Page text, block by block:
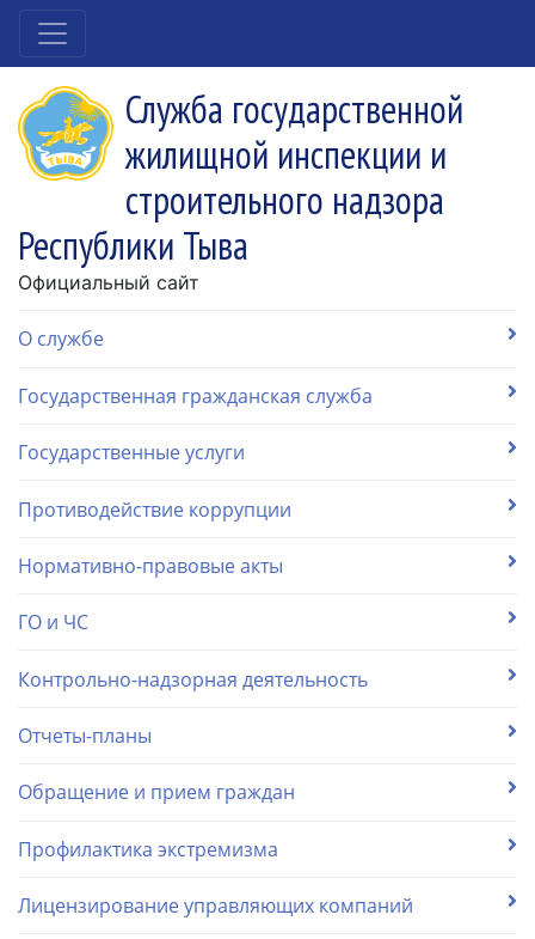
Служба государственной
жилищной инспекции и
строительного надзора
Республики Тыва
Официальный сайт
О службе
Государственная гражданская служба
Государственные услуги
Противодействие коррупции
Нормативно-правовые акты
ГО и ЧС
Контрольно-надзорная деятельность
Отчеты-планы
Обращение и прием граждан
Профилактика экстремизма
Лицензирование управляющих компаний